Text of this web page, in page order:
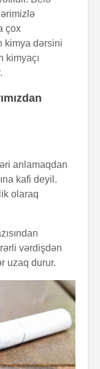
çox
kimya dərsini
kimyaçı
anlamaqdan
kafi deyil.
olaraq
vərdişdən
uzaq durur.